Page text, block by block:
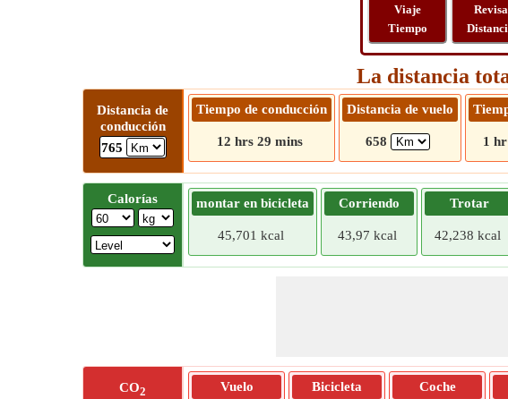
Viaje
Tiempo
Revisa
La distancia
Distancia de
conducción
765
Tiempo de conducción
12 hrs 29 mins
Distancia de vuelo
658 1
Calorías montar en bicicleta
45,701 kcal
Corriendo
43,97 kcal
Trotar
42,238 kcal
CO2
Vuelo
Bicicleta
Coche